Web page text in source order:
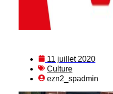
11 juillet 2020
Culture
ezn2_spadmin